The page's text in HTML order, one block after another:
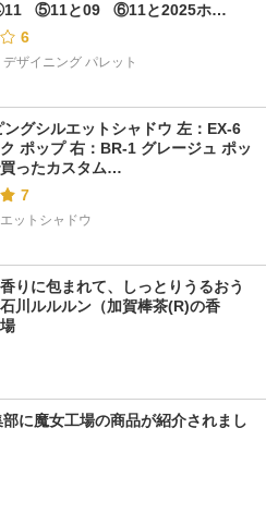
⑤11と09   ⑥11と2025ホ…
6
ザイニング パレット
グシルエットシャドウ 左：EX-6
ポップ 右：BR-1 グレージュ ポッ
ったカスタム…
7
ットシャドウ
りに包まれて、しっとりうるおう
川ルルルン（加賀棒茶(R)の香
に魔女工場の商品が紹介されまし